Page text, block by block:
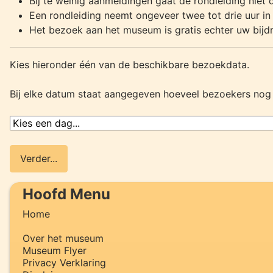
Hoofd Menu
Home
Over het museum
Museum Flyer
Privacy Verklaring
Een rondleiding neemt ongeveer twee tot drie uur in
Het bezoek aan het museum is gratis echter uw
Kies hieronder één van de beschikbare bezoekdata.
Bij elke datum staat aangegeven hoeveel bezoekers